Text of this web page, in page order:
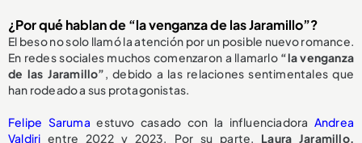
¿Por qué hablan de “la venganza de las Jaramillo”?
El beso no solo llamó la atención por un posible nuevo romance.
En redes sociales muchos comenzaron a llamarlo “la venganza
de las Jaramillo”, debido a las relaciones sentimentales que
han rodeado a sus protagonistas.
Felipe Saruma estuvo casado con la influenciadora Andrea
Valdiri entre 2022 y 2023. Por su parte, Laura Jaramillo,